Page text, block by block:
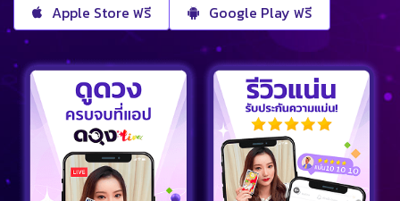
Apple Store ฟรี Google Play ฟรี